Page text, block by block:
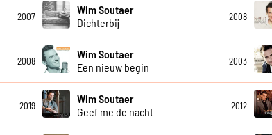
2007
Wim Soutaer
Dichterbij
2008
2008
Wim Soutaer
Een nieuw begin
2003
2019
Wim Soutaer
Geef me de nacht
2012